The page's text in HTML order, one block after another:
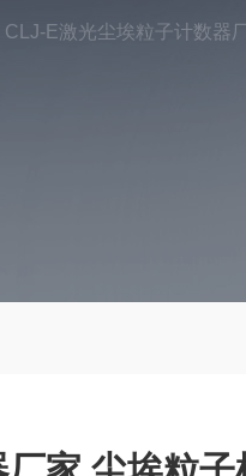
CLJ-E激光尘埃粒子计数器